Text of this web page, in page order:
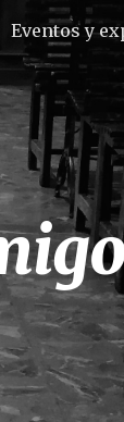
Eventos y